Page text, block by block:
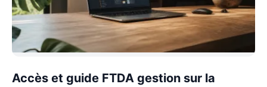
Accès et guide FTDA gestion sur la